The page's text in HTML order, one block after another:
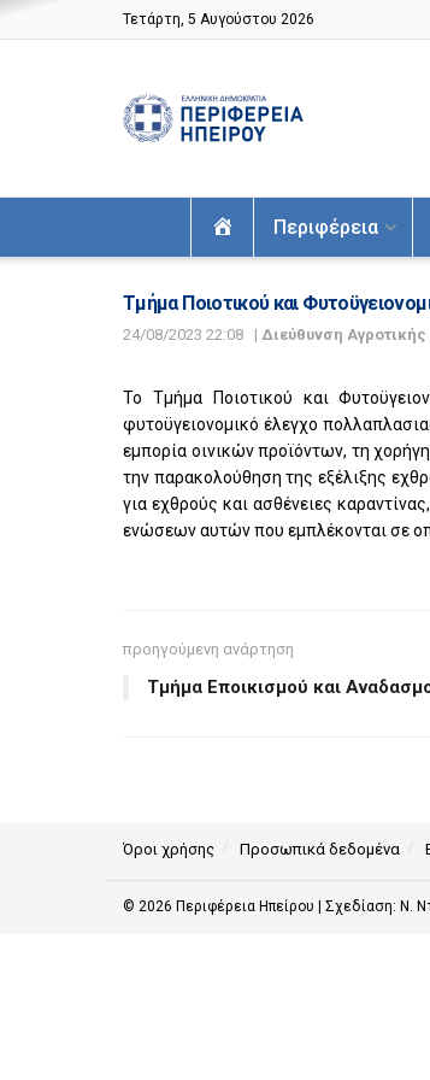
Τετάρτη, 5 Αυγούστου 2026
ΑρχικήΠεριφέρεια
Τμήμα Ποιοτικού και
24/08/2023 22:08 | Διεύθυνση
Το Τμήμα Ποιοτικού και
φυτοϋγειονομικό έλεγχο
εμπορία οινικών προϊόντων, τη
την παρακολούθηση της εξέλιξης
για εχθρούς και ασθένειες
ενώσεων αυτών που εμπλέκονται σε
προηγούμενη ανάρτηση
Τμήμα Εποικισμού και
Όροι χρήσης Προσωπικά δεδομένα
© 2026 Περιφέρεια Ηπείρου | Σχεδίαση: Ν.